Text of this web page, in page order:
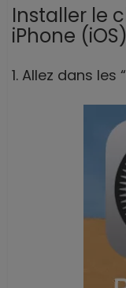
Installer le
iPhone (iOS)
1. Allez dans les